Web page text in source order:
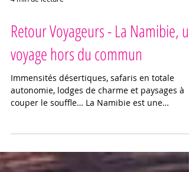
4 min de lecture
Retour Voyageurs - La Namibie, un
voyage hors du commun
destination qui ne laisse personne
Après avoir confié à Book de Voyage